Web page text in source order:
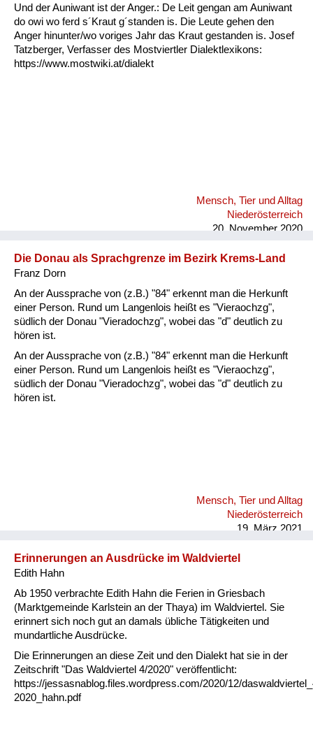
Natur und Landwirtschaft
Fluchen und Reden
Mensch, Tier und Alltag
Und der Auniwant ist der Anger.: De Leit gengan am Auniwant
do owi wo ferd s´Kraut g´standen is. Die Leute gehen den
Anger hinunter/wo voriges Jahr das Kraut gestanden is. Josef
Tatzberger, Verfasser des Mostviertler Dialektlexikons:
https://www.mostwiki.at/dialekt
Mensch, Tier und Alltag
Niederösterreich
20. November 2020
Die Donau als Sprachgrenze im Bezirk Krems-Land
Franz Dorn
An der Aussprache von (z.B.) "84" erkennt man die Herkunft
einer Person. Rund um Langenlois heißt es "Vieraochzg",
südlich der Donau "Vieradochzg", wobei das "d" deutlich zu
hören ist.
An der Aussprache von (z.B.) "84" erkennt man die Herkunft
einer Person. Rund um Langenlois heißt es "Vieraochzg",
südlich der Donau "Vieradochzg", wobei das "d" deutlich zu
hören ist.
Mensch, Tier und Alltag
Niederösterreich
19. März 2021
Erinnerungen an Ausdrücke im Waldviertel
Edith Hahn
Ab 1950 verbrachte Edith Hahn die Ferien in Griesbach
(Marktgemeinde Karlstein an der Thaya) im Waldviertel. Sie
erinnert sich noch gut an damals übliche Tätigkeiten und
mundartliche Ausdrücke.
Die Erinnerungen an diese Zeit und den Dialekt hat sie in der
Zeitschrift "Das Waldviertel 4/2020" veröffentlicht:
https://jessasnablog.files.wordpress.com/2020/12/
2020_hahn.pdf